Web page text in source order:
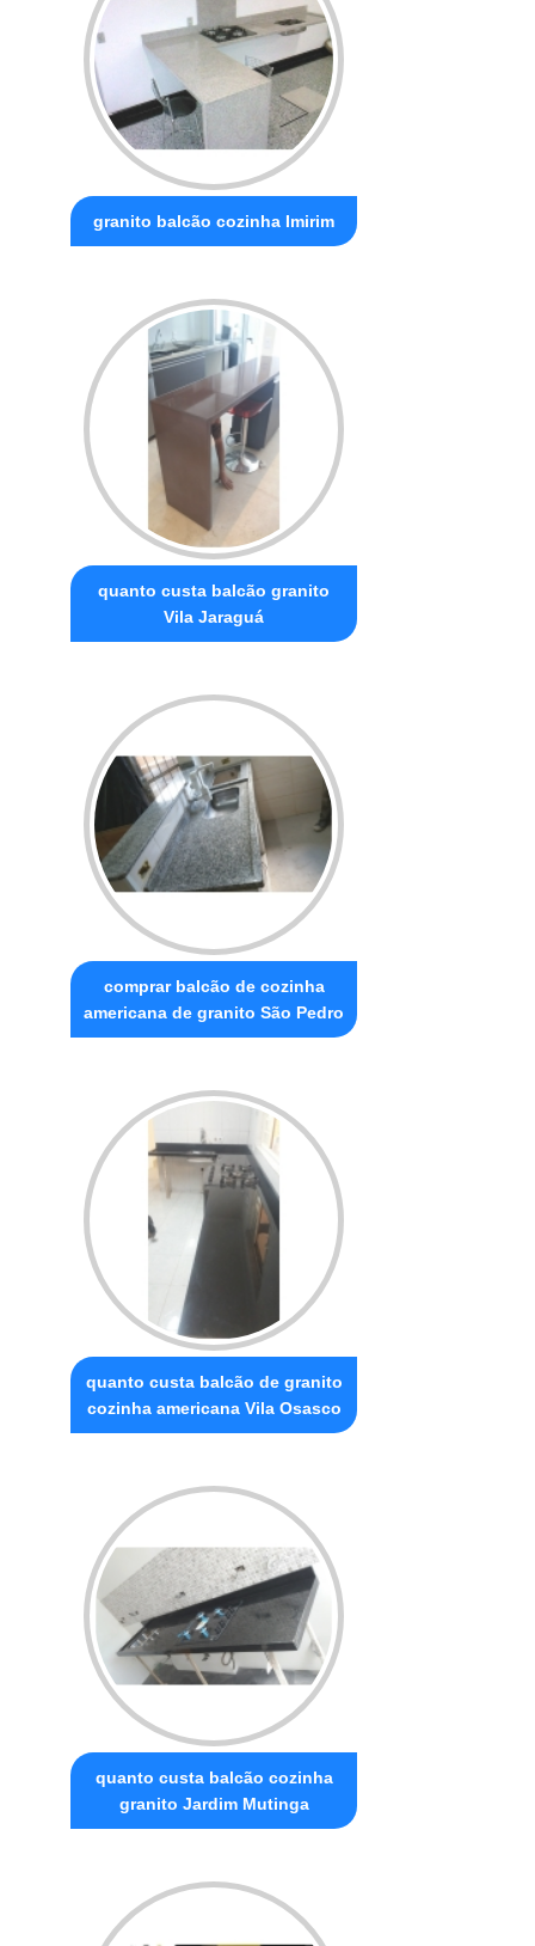
granito balcão cozinha Imirim
quanto custa balcão granito
Vila Jaraguá
comprar balcão de cozinha
americana de granito São Pedro
quanto custa balcão de granito
cozinha americana Vila Osasco
quanto custa balcão cozinha
granito Jardim Mutinga